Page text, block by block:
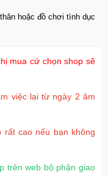
hoặc đồ chơi tình dục
mua cứ chọn shop sẽ
việc lại từ ngày 2 âm
cao nếu bạn không
trên web bộ phận giao